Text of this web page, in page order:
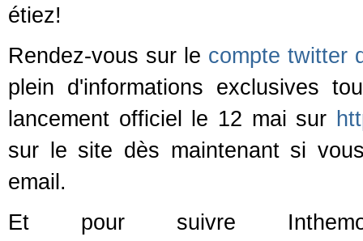
étiez!
Rendez-vous sur le compte twitter
plein d'informations exclusives
lancement officiel le 12 mai sur
sur le site dès maintenant si
email.
Et pour suivre